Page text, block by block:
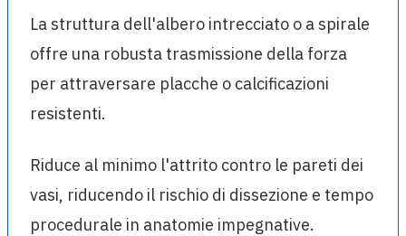
La struttura dell'albero intrecciato o a spirale
offre una robusta trasmissione della forza
per attraversare placche o calcificazioni
resistenti.
Riduce al minimo l'attrito contro le pareti dei
vasi, riducendo il rischio di dissezione e tempo
procedurale in anatomie impegnative.